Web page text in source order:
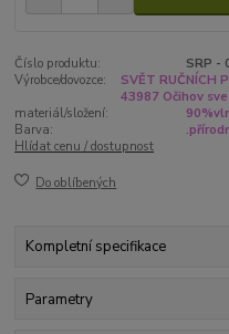
Číslo produktu:
SRP -
Výrobce/dovozce:
SVĚT RUČNÍCH
43987 Očihov
materiál/složení:
Barva:
Hlídat cenu / dostupnost
Do oblíbených
Kompletní specifikace
Parametry